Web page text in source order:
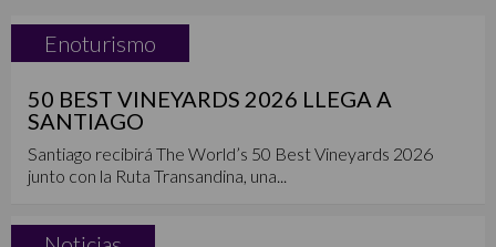
Enoturismo
50 BEST VINEYARDS 2026 LLEGA A
SANTIAGO
Santiago recibirá The World’s 50 Best Vineyards 2026
junto con la Ruta Transandina, una...